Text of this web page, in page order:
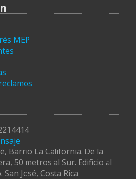
MEP
Barrio La California. De la
50 metros al Sur. Edificio al
José, Costa Rica